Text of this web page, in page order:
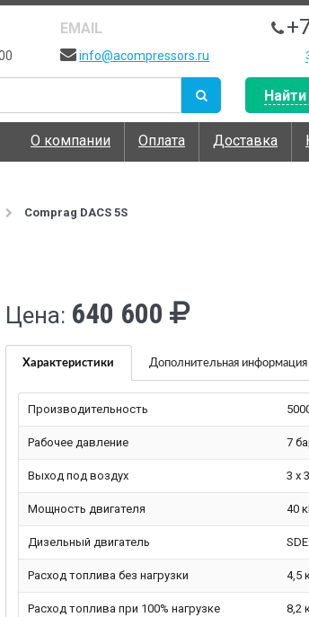
EMAIL
info@acompressors.ru
О компании Оплата Доставка
Comprag DACS 5S
Цена: 640 600
Характеристики Дополнительная информация
Производительность
Рабочее давление 7
Выход под воздух 3 х
Мощность двигателя 40
Дизельный двигатель
Расход топлива без нагрузки 4,5
Расход топлива при 100% нагрузке 8,2